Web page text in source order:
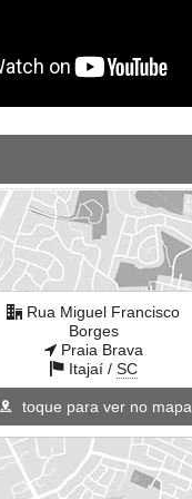
Rua Miguel Francisco
Borges
Praia Brava
Itajaí / SC
toque para ver no mapa